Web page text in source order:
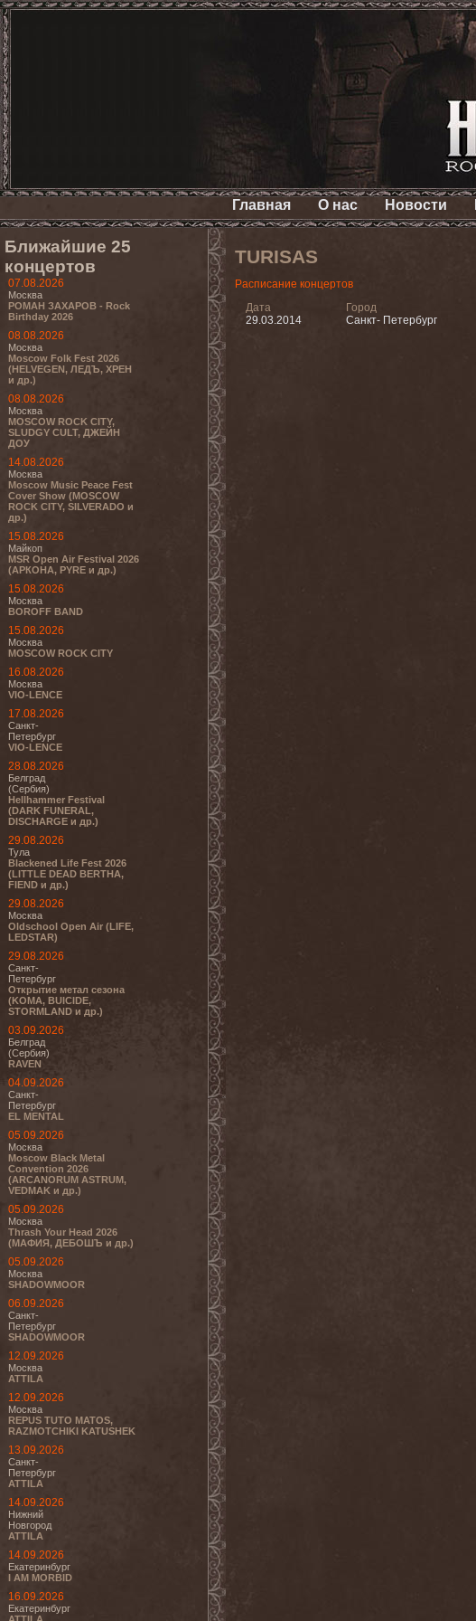
Главная О нас Новости
Ближайшие 25
концертов
07.08.2026
Москва
РОМАН ЗАХАРОВ - Rock
Birthday 2026
08.08.2026
Москва
Moscow Folk Fest 2026
(HELVEGEN, ЛЕДЪ, ХРЕН
и др.)
08.08.2026
Москва
MOSCOW ROCK CITY,
SLUDGY CULT, ДЖЕЙН
ДОУ
14.08.2026
Москва
Moscow Music Peace Fest
Cover Show (MOSCOW
ROCK CITY, SILVERADO и
др.)
15.08.2026
Майкоп
MSR Open Air Festival 2026
(АРКОНА, PYRE и др.)
15.08.2026
Москва
BOROFF BAND
15.08.2026
Москва
MOSCOW ROCK CITY
16.08.2026
Москва
VIO-LENCE
17.08.2026
Санкт-
Петербург
VIO-LENCE
28.08.2026
Белград
(Сербия)
Hellhammer Festival
(DARK FUNERAL,
DISCHARGE и др.)
29.08.2026
Тула
Blackened Life Fest 2026
(LITTLE DEAD BERTHA,
FIEND и др.)
29.08.2026
Москва
Oldschool Open Air (LIFE,
LEDSTAR)
29.08.2026
Санкт-
Петербург
Открытие метал сезона
(KOMA, BUICIDE,
STORMLAND и др.)
03.09.2026
Белград
(Сербия)
RAVEN
04.09.2026
Санкт-
Петербург
EL MENTAL
05.09.2026
Москва
Moscow Black Metal
Convention 2026
(ARCANORUM ASTRUM,
VEDMAK и др.)
05.09.2026
Москва
Thrash Your Head 2026
(МАФИЯ, ДЕБОШЪ и др.)
05.09.2026
Москва
SHADOWMOOR
06.09.2026
Санкт-
Петербург
SHADOWMOOR
12.09.2026
Москва
ATTILA
12.09.2026
Москва
REPUS TUTO MATOS,
RAZMOTCHIKI KATUSHEK
13.09.2026
Санкт-
Петербург
ATTILA
14.09.2026
Нижний
Новгород
ATTILA
14.09.2026
Екатеринбург
I AM MORBID
16.09.2026
Екатеринбург
TURISAS
Расписание концертов
Дата
29.03.2014
Город
Санкт- Петербург